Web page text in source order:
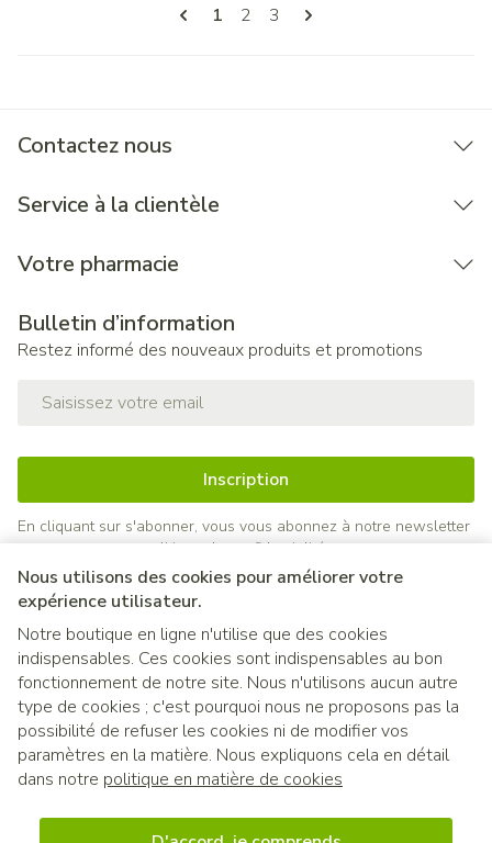
Nous utilisons des cookies pour améliorer votre
expérience utilisateur.
Notre boutique en ligne n'utilise que des cookies
indispensables. Ces cookies sont indispensables au bon
fonctionnement de notre site. Nous n'utilisons aucun autre
type de cookies ; c'est pourquoi nous ne proposons pas la
possibilité de refuser les cookies ni de modifier vos
paramètres en la matière. Nous expliquons cela en détail
dans notre politique en matière de cookies
Pages
Vous lisez actuellement la page
1 Page
2 Page
3
Contactez nous
Service à la clientèle
Votre pharmacie
Bulletin d’information
Restez informé des nouveaux produits et promotions
Inscription
En cliquant sur s'abonner, vous vous abonnez à notre newsletter
et acceptez notrepolitique de confidentialité.
Liens légaux